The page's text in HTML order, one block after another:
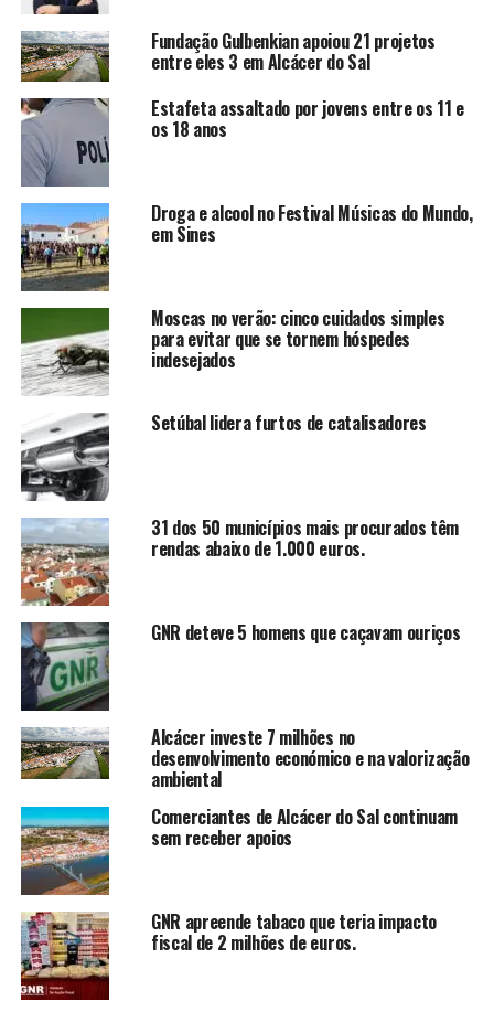
Fundação Gulbenkian apoiou 21 projetos
entre eles 3 em Alcácer do Sal
Estafeta assaltado por jovens entre os 11 e
os 18 anos
Droga e alcool no Festival Músicas do Mundo,
em Sines
Moscas no verão: cinco cuidados simples
para evitar que se tornem hóspedes
indesejados
Setúbal lidera furtos de catalisadores
31 dos 50 municípios mais procurados têm
rendas abaixo de 1.000 euros.
GNR deteve 5 homens que caçavam ouriços
Alcácer investe 7 milhões no
desenvolvimento económico e na valorização
ambiental
Comerciantes de Alcácer do Sal continuam
sem receber apoios
GNR apreende tabaco que teria impacto
fiscal de 2 milhões de euros.